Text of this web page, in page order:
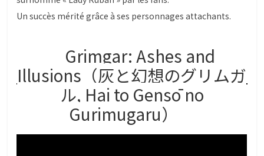
Un succès mérité grâce à ses personnages attachants.
Grimgar: Ashes and
Illusions（灰と幻想のグリムガ
ル, Hai to Gensō no
Gurimugaru）